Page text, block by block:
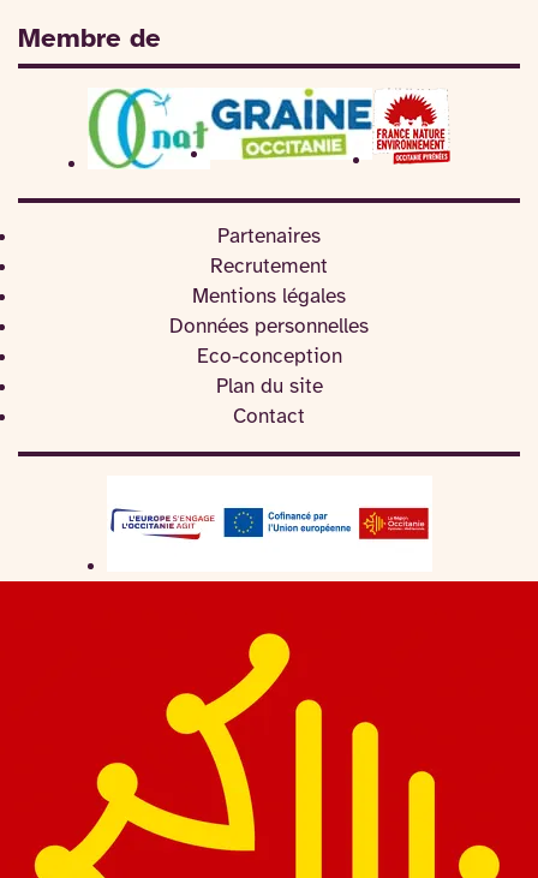
Membre de
Partenaires
Recrutement
Mentions légales
Données personnelles
Eco-conception
Plan du site
Contact